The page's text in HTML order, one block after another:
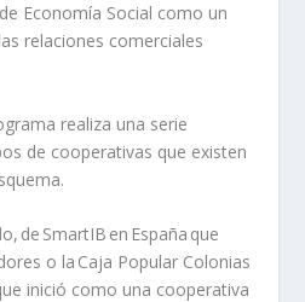
Economía Social como un
relaciones comerciales
realiza una serie
de cooperativas que existen
de SmartIB en España que
o la Caja Popular Colonias
inició como una cooperativa